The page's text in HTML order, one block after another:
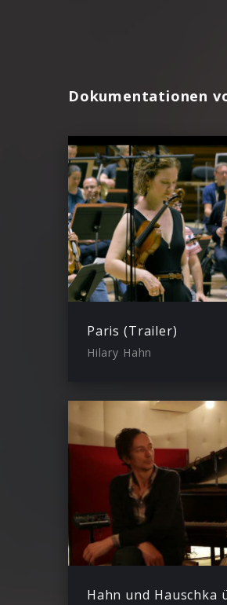
Dokumentationen
Paris (Trailer)
Hilary Hahn